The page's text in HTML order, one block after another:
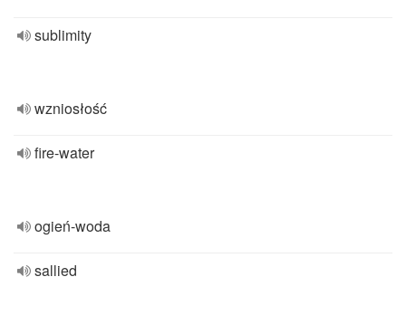
sublimity
wzniosłość
fire-water
ogień-woda
sallied